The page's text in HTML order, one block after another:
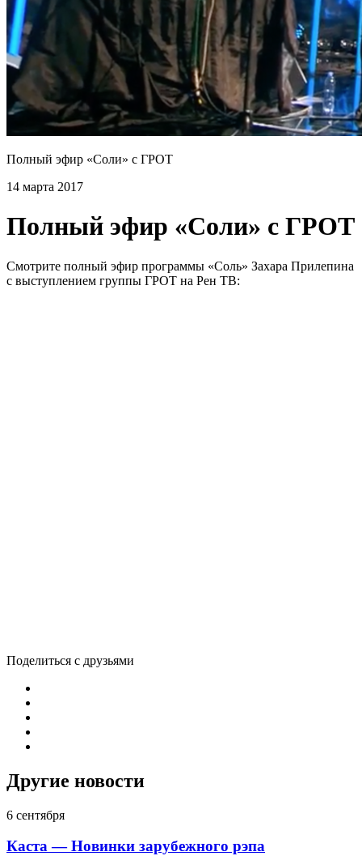
Полный эфир «Соли» с ГРОТ
14 марта 2017
Полный эфир «Соли» с ГРОТ
Смотрите полный эфир программы «Соль» Захара Прилепина
с выступлением группы ГРОТ на Рен ТВ:
Поделиться с друзьями
Другие новости
6 сентября
Каста — Новинки зарубежного рэпа